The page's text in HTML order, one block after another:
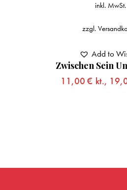
Zwischen Sein
11,00 € kt.,
inkl. MwSt.
zzgl.
Add to